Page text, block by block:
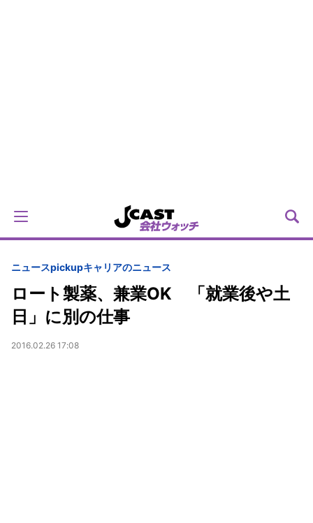
ニュースpickupキャリアのニュース
ロート製薬、兼業OK 「就業後や土
日」に別の仕事
2016.02.26 17:08